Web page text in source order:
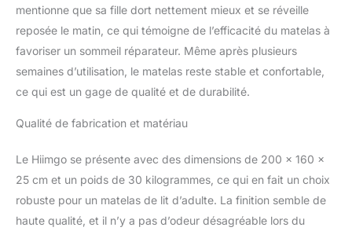
profiter du confort
agréable du matelas
Convient à tous les
scénarios : ce matelas a
une dureté moyenne et
convient à tous les
les lits à ressorts, les
plats et réglables qui
peuvent répondre à vos
différents besoins
Emballage professionnel
: nous utilisons des
mentionne que sa fille dort nettement mieux et se réveille
reposée le matin, ce qui témoigne de l’efficacité du matelas à
favoriser un sommeil réparateur. Même après plusieurs
semaines d’utilisation, le matelas reste stable et confortable,
ce qui est un gage de qualité et de durabilité.
Qualité de fabrication et matériau
Le Hiimgo se présente avec des dimensions de 200 x 160 x
25 cm et un poids de 30 kilogrammes, ce qui en fait un choix
robuste pour un matelas de lit d’adulte. La finition semble de
haute qualité, et il n’y a pas d’odeur désagréable lors du